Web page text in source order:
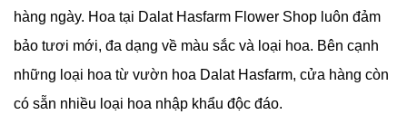
hàng ngày. Hoa tại Dalat Hasfarm Flower Shop luôn đảm
bảo tươi mới, đa dạng về màu sắc và loại hoa. Bên cạnh
những loại hoa từ vườn hoa Dalat Hasfarm, cửa hàng còn
có sẵn nhiều loại hoa nhập khẩu độc đáo.